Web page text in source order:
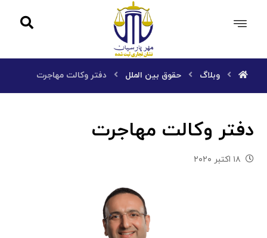
وبلاگ حقوق بین الملل دفتر وکالت مهاجرت
دفتر وکالت مهاجرت
۱۸ اکتبر ۲۰۲۰